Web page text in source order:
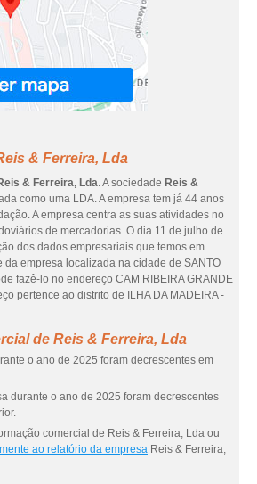
& Ferreira, Lda
& Ferreira, Lda. A sociedade Reis &
como uma LDA. A empresa tem já 44 anos
A empresa centra as suas atividades no
de mercadorias. O dia 11 de julho de
dos dados empresariais que temos em
da empresa localizada na cidade de SANTO
fazê-lo no endereço CAM RIBEIRA GRANDE
pertence ao distrito de ILHA DA MADEIRA -
de Reis & Ferreira, Lda
o ano de 2025 foram decrescentes em
durante o ano de 2025 foram decrescentes
comercial de Reis & Ferreira, Lda ou
ao relatório da empresa Reis & Ferreira,